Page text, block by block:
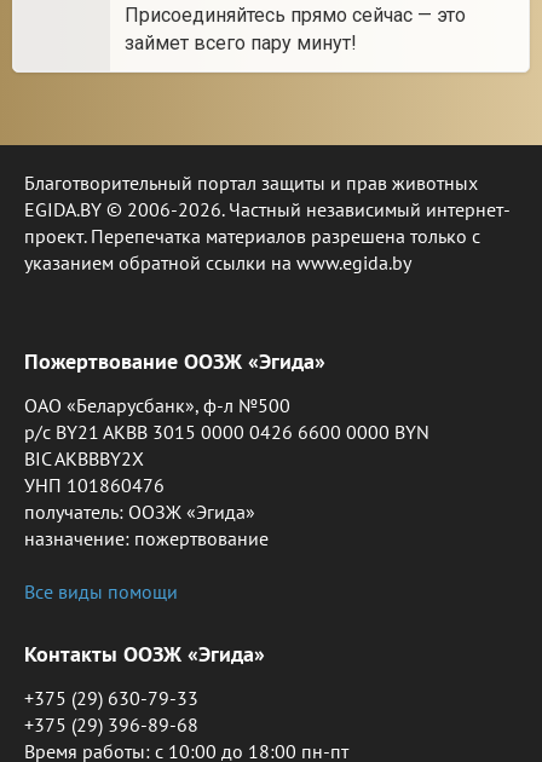
Присоединяйтесь прямо сейчас — это
займет всего пару минут!
Благотворительный портал защиты и прав животных
EGIDA.BY © 2006-2026. Частный независимый интернет-
проект. Перепечатка материалов разрешена только с
указанием обратной ссылки на www.egida.by
Пожертвование ООЗЖ «Эгида»
ОАО «Беларусбанк», ф-л №500
р/с BY21 AKBB 3015 0000 0426 6600 0000 BYN
BIC AKBBBY2X
УНП 101860476
получатель: ООЗЖ «Эгида»
назначение: пожертвование
Все виды помощи
Контакты ООЗЖ «Эгида»
+375 (29) 630-79-33
+375 (29) 396-89-68
Время работы: c 10:00 до 18:00 пн-пт